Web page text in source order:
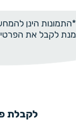
*התמונות הינן
מנת לקבל את
לקבלת